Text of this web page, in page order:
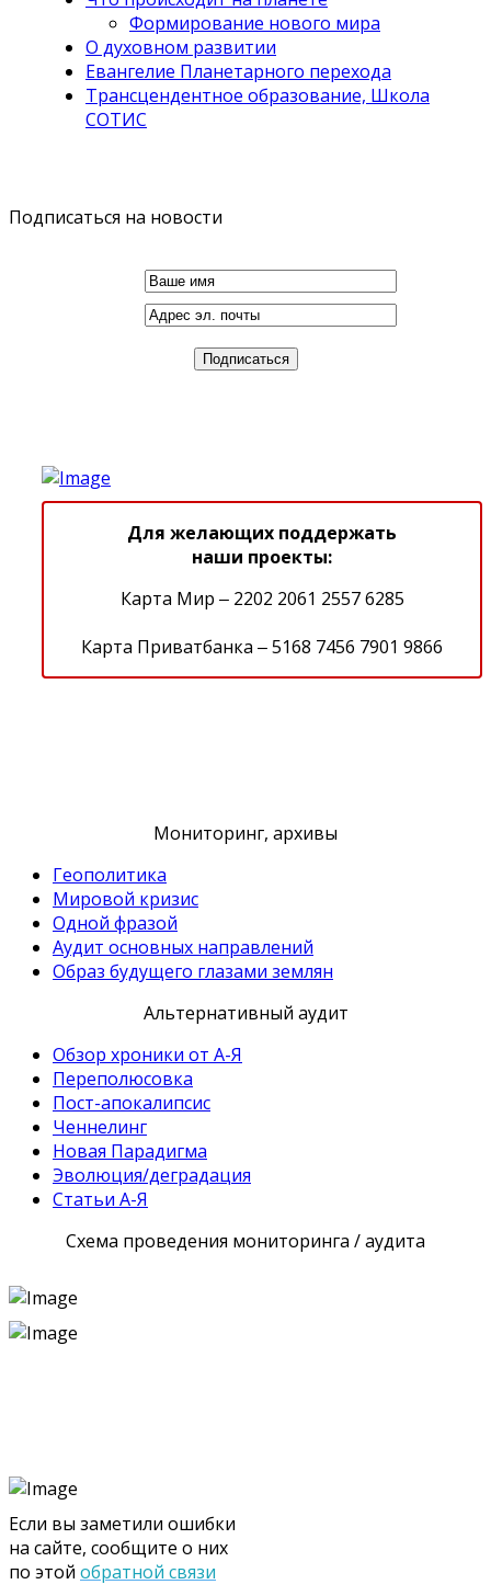
Формирование нового мира
О духовном развитии
Евангелие Планетарного перехода
Трансцендентное образование, Школа
СОТИС
Подписаться на новости
Для желающих поддержать
наши проекты:
Карта Мир ‒ 2202 2061 2557 6285
Карта Приватбанка ‒ 5168 7456 7901 9866
Мониторинг, архивы
Геополитика
Мировой кризис
Одной фразой
Аудит основных направлений
Образ будущего глазами землян
Альтернативный аудит
Обзор хроники от А-Я
Переполюсовка
Пост-апокалипсис
Ченнелинг
Новая Парадигма
Эволюция/деградация
Статьи А-Я
Схема проведения мониторинга / аудита
Если вы заметили ошибки
на сайте, сообщите о них
по этой обратной связи